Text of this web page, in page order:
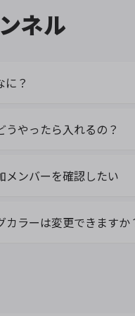
ネル
に？
うやったら入れるの？
メンバーを確認したい
カラーは変更できますか